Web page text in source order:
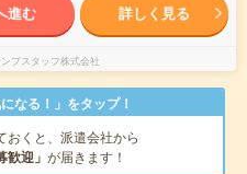
進む 詳しく見る
プスタッフ株式会社
なる！」をタップ！
おくと、派遣会社から
歓迎」 が届きます！